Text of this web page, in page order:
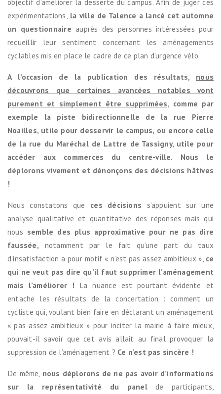
expérimentations, la ville de Talence a lancé cet automne
un questionnaire auprès des personnes intéressées pour
recueillir leur sentiment concernant les aménagements
cyclables mis en place le cadre de ce plan d’urgence vélo.
A l’occasion de la publication des résultats, nous
découvrons que certaines avancées notables vont
purement et simplement être supprimées,comme par
exemple la piste bidirectionnelle de la rue Pierre
Noailles, utile pour desservir le campus, ou encore celle
de la rue du Maréchal de Lattre de Tassigny, utile pour
accéder aux commerces du centre-ville. Nous le
déplorons vivement et dénonçons des décisions hâtives
!
Nous constatons que ces décisions s’appuient sur une
analyse qualitative et quantitative des réponses mais qui
nous semble des plus approximative pour ne pas dire
faussée, notamment par le fait qu’une part du taux
d’insatisfaction a pour motif « n’est pas assez ambitieux », ce
qui ne veut pas dire qu’il faut supprimer l’aménagement
mais l’améliorer ! La nuance est pourtant évidente et
entache les résultats de la concertation : comment un
cycliste qui, voulant bien faire en déclarant un aménagement
« pas assez ambitieux » pour inciter la mairie à faire mieux,
pouvait-il savoir que cet avis allait au final provoquer la
suppression de l’aménagement ? Ce n’est pas sincère !
De même, nous déplorons de ne pas avoir d’informations
sur la représentativité du panelde participants,